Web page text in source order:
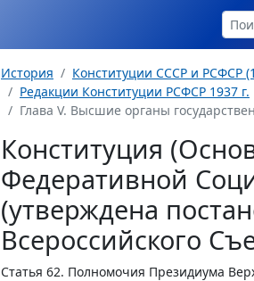
История Конституции СССР и РСФСР
Редакции Конституции РСФСР 1937 г.
Глава V. Высшие органы
Конституция
Федеративной
(утверждена
Всероссийского
Статья 62. Полномочия Президиума